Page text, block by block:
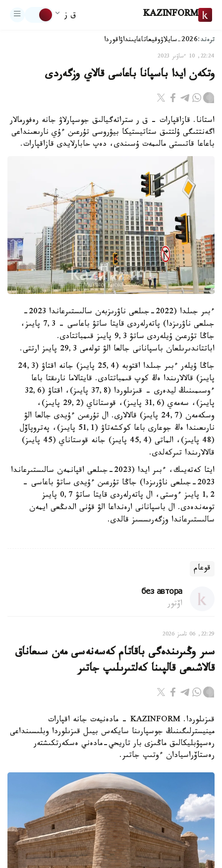
KAZINFORM ق ز
ترەند:2026-سايلاۋ وقيعاتاعايىنداۋاقوردا
22:24, 10 ءساۋىر 2023
وتكەن ايدا باسپانا باعاسى قالاي وزگەردى
استانا. قازاقپارات – ق ر ستراتەگيالىق جوسپارلاۋ جانە رەفورمالار
اگەنتتىگى ۇلتتىق ستاتيستيكا بيۋروسى تۇرعىن ءۇي نارىعىنداعى
باعاعا قاتىستى مالىمەت ۇسىندى، دەپ حابارلايدى قازاقپارات.
ءبىر جىلدا (2022-جىلعى ناۋرىزبەن سالىستىرعاندا 2023-
جىلعى ناۋرىزدا) پاتەرلەردى قايتا ساتۋ باعاسى - 7,3 پايىز،
جاڭا تۇرعىن ۇيلەردى ساتۋ 9,3 پايىز قىمباتتادى.
اباتتاندىرىلعان باسپانانى جالعا الۋ تولەمى 29,3 پايىز ارتتى.
جاڭا ۇيلەر ءبىر جىلدا اقتوبە (25,4 پايىز) جانە اقتاۋ (24,3
پايىز) قالالارىندا ەڭ كوپ قىمباتتادى. قايتالاما نارىقتا باعا
ءوسىمىنىڭ ليدەرى - قىزىلوردا (37,8 پايىز)، اقتاۋ (32,6
پايىز)، سەمەي (31,6 پايىز)، قوستاناي (29,2 پايىز)،
وسكەمەن (24,7 پايىز) قالالارى. ال تۇرعىن ءۇيدى جالعا الۋ
نارىعىندا ەڭ جوعارى باعا كوكشەتاۋ (51,1 پايىز)، پەتروپاۆل
(48 پايىز)، الماتى (45,4 پايىز) جانە قوستاناي (45 پايىز)
قالالارىندا تىركەلدى.
ايتا كەتەيىك، ءبىر ايدا (2023-جىلعى اقپانمەن سالىستىرعاندا
2023-جىلعى ناۋرىزدا) جاڭا تۇرعىن ءۇيدى ساتۋ باعاسى -
1,2 پايىز ءوستى، ال پاتەرلەردى قايتا ساتۋ 0,7 پايىز
تومەندەدى. ال باسپانانى ارەنداعا الۋ قۇنى الدىڭعى ايمەن
سالىستىرعاندا وزگەرىسسىز قالدى.
قوعام
без автора
اۆتور
22:29, 06 تامىز 2026
سىر وڭىرىندەگى باقاتام كەسەنەسى مەن سىعاناق
قالاشىعى قالپىنا كەلتىرىلىپ جاتىر
قىزىلوردا. KAZINFORM - مادەنيەت جانە اقپارات
مينيسترلىگىنىڭ جوسپارىنا سايكەس بيىل قىزىلوردا وبلىسىنداعى
رەسپۋبليكالىق ماڭىزى بار تاريحي-مادەني ەسكەرتكىشتەر
رەستاۆراسيادان ءوتىپ جاتىر.